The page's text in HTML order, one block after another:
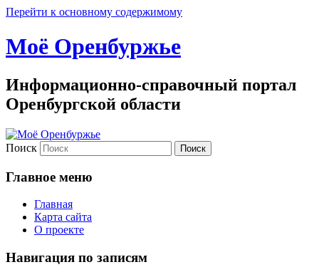
Перейти к основному содержимому
Моё Оренбуржье
Информационно-справочный портал
Оренбургской области
Поиск
Главное меню
Главная
Карта сайта
О проекте
Навигация по записям